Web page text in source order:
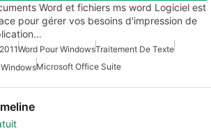
Word et fichiers ms word Logiciel est
pour gérer vos besoins d'impression de
Word Pour WindowsTraitement De Texte
Microsoft Office Suite